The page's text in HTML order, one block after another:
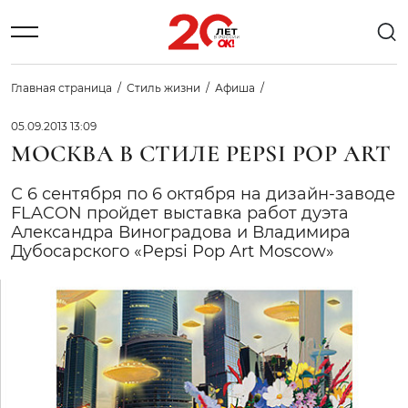
Главная страница Стиль жизни Афиша
05.09.2013 13:09
МОСКВА В СТИЛЕ PEPSI POP ART
С 6 сентября по 6 октября на дизайн-заводе
FLACON пройдет выставка работ дуэта
Александра Виноградова и Владимира
Дубосарского «Pepsi Pop Art Moscow»